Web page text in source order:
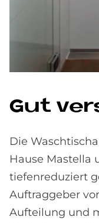
Gut
Die
Hause Mastella
tiefenreduziert
Auftraggeber
Aufteilung und